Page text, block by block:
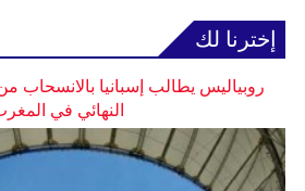
إخترنا لك
روبياليس يطالب إسبانيا بالانسحاب
النهائي في